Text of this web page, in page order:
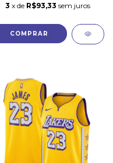
3 x de R$93,33 sem juros
COMPRAR